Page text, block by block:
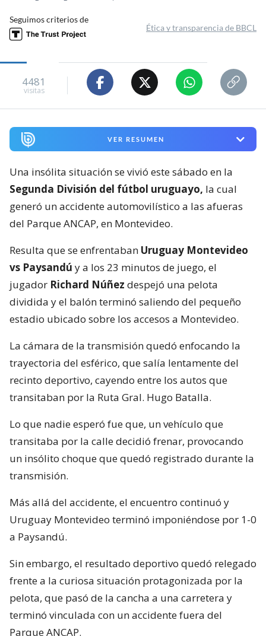
Seguimos criterios de
Ética y transparencia de BBCL
4481
visitas
VER RESUMEN
Una insólita situación se vivió este sábado en la
Segunda División del fútbol uruguayo, la cual
generó un accidente automovilístico a las afueras
del Parque ANCAP, en Montevideo.
Resulta que se enfrentaban Uruguay Montevideo
vs Paysandú y a los 23 minutos de juego, el
jugador Richard Núñez despejó una pelota
dividida y el balón terminó saliendo del pequeño
estadio ubicado sobre los accesos a Montevideo.
La cámara de la transmisión quedó enfocando la
trayectoria del esférico, que salía lentamente del
recinto deportivo, cayendo entre los autos que
transitaban por la Ruta Gral. Hugo Batalla.
Lo que nadie esperó fue que, un vehículo que
transitaba por la calle decidió frenar, provocando
un insólito choque que quedó registrado durante la
transmisión.
Más allá del accidente, el encuentro continuó y
Uruguay Montevideo terminó imponiéndose por 1-0
a Paysandú.
Sin embargo, el resultado deportivo quedó relegado
frente a la curiosa situación protagonizada por la
pelota, que pasó de la cancha a una carretera y
terminó vinculada con un accidente fuera del
Parque ANCAP.